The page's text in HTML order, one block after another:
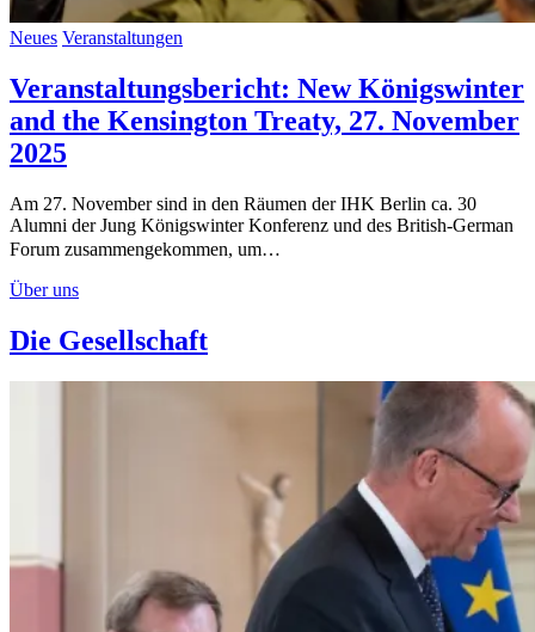
Neues Veranstaltungen
Veranstaltungsbericht: New Königswinter
and the Kensington Treaty, 27. November
2025
Am 27. November sind in den Räumen der IHK Berlin ca. 30
Alumni der Jung Königswinter Konferenz und des British-German
Forum zusammengekommen, um…
Über uns
Die Gesellschaft